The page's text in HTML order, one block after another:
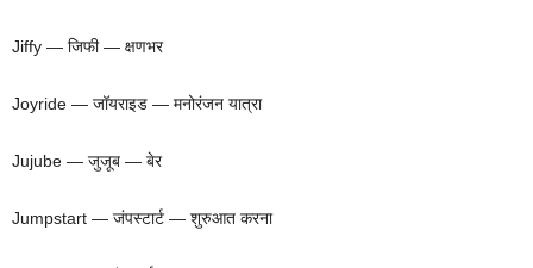
Jiffy — जिफी — क्षणभर
Joyride — जॉयराइड — मनोरंजन यात्रा
Jujube — जुजूब — बेर
Jumpstart — जंपस्टार्ट — शुरुआत करना